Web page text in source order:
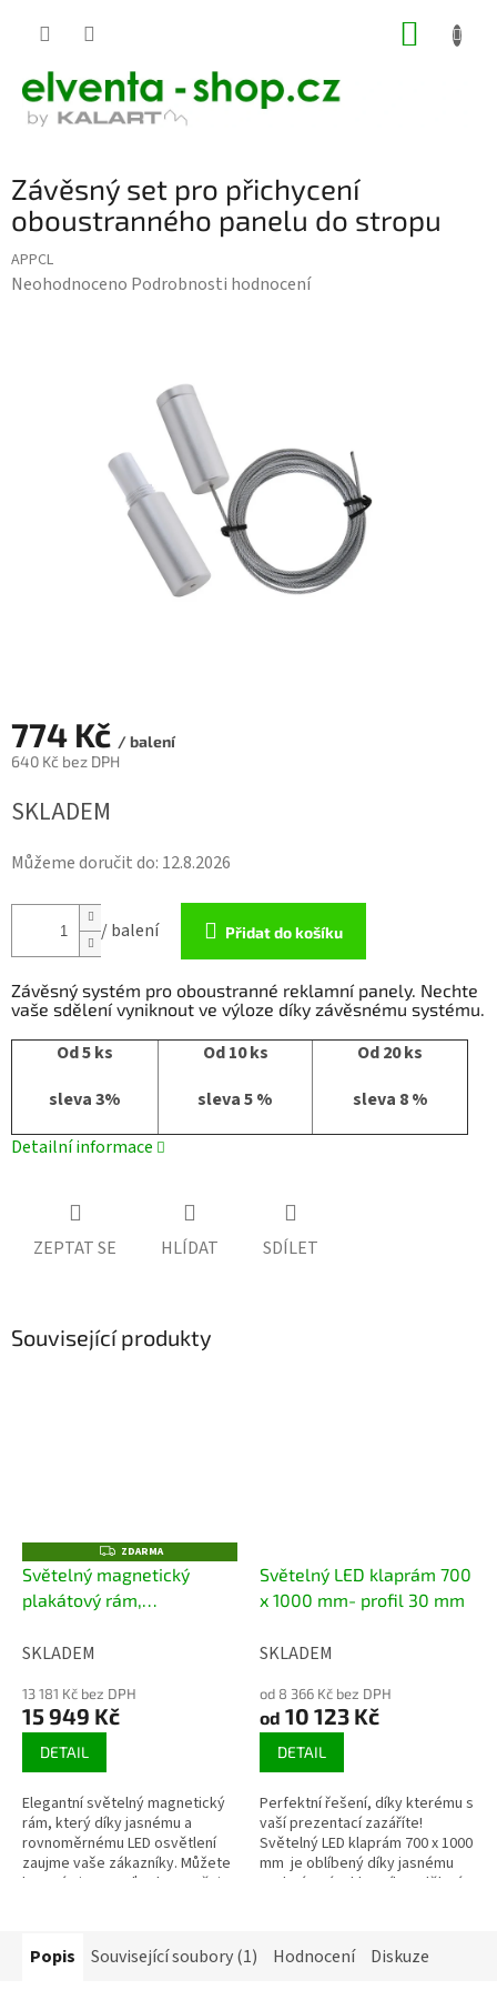
Závěsný set pro přichycení
oboustranného panelu do stropu
APPCL
Průměrné
Neohodnoceno Podrobnosti hodnocení
774 Kč / balení
640 Kč bez DPH
cena:
SKLADEM
Můžeme doručit do: 12.8.2026
/ balení Přidat do košíku
Závěsný systém pro oboustranné reklamní panely. Nechte
vaše sdělení vyniknout ve výloze díky závěsnému systému.
Od 5 ks
sleva 3%
Od 10 ks
sleva 5 %
Od 20 ks
sleva 8 %
Detailní informace
ZEPTAT SE HLÍDAT SDÍLET
Související produkty
Z
D
A
R
ZDARMA
Světelný magnetický
plakátový rám,
SKLADEM
13 181 Kč bez DPH
15 949 Kč
DETAIL
Elegantní světelný magnetický
rám, který díky jasnému a
rovnoměrnému LED osvětlení
zaujme vaše zákazníky. Můžete
ho umístit na zeď nebo zavěsit
Světelný LED klaprám 700
x 1000 mm- profil 30 mm
SKLADEM
od 8 366 Kč bez DPH
od 10 123 Kč
DETAIL
Perfektní řešení, díky kterému s
vaší prezentací zazáříte!
Světelný LED klaprám 700 x 1000
mm je oblíbený díky jasnému
podsvícení reklamního sdělení,
Popis Související soubory (1) Hodnocení Diskuze